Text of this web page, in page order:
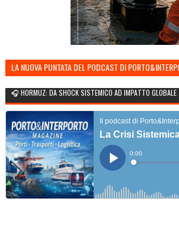
LA NUOVA PUNTATA DEL PODCAST DI
🎧 HORMUZ: DA SHOCK SISTEMICO AD IMPATTO GLOBALE